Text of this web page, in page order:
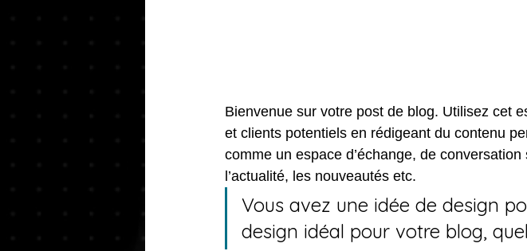
Bienvenue sur votre post de blog. Utilisez cet
et clients potentiels en rédigeant du contenu
comme un espace d’échange, de
l’actualité, les nouveautés etc.
Vous avez une idée de design
design idéal pour votre blog,